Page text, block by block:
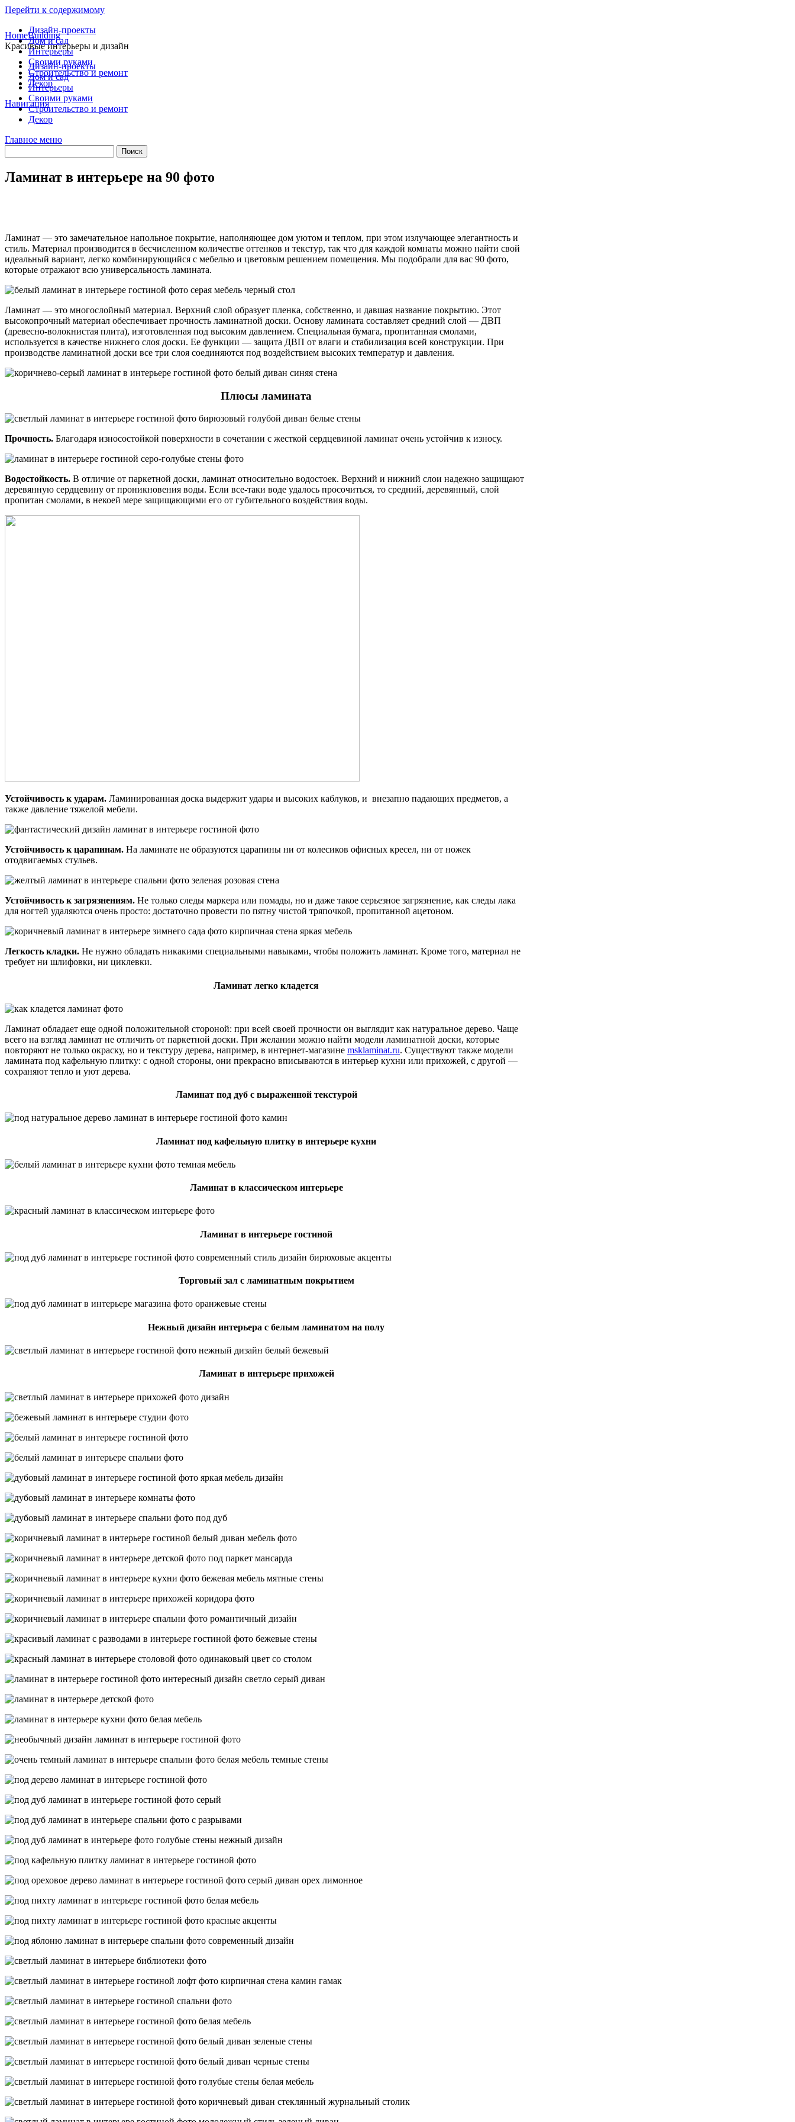
Перейти к содержимому
Дизайн-проекты
Дом и сад
Интерьеры
Своими руками
Строительство и ремонт
Декор
Навигация
HomeBuilding
Красивые интерьеры и дизайн
Дизайн-проекты
Дом и сад
Интерьеры
Своими руками
Строительство и ремонт
Декор
Главное меню
Ламинат в интерьере на 90 фото
Ламинат — это замечательное напольное покрытие, наполняющее дом уютом и теплом, при этом излучающее элегантность и
стиль. Материал производится в бесчисленном количестве оттенков и текстур, так что для каждой комнаты можно найти свой
идеальный вариант, легко комбинирующийся с мебелью и цветовым решением помещения. Мы подобрали для вас 90 фото,
которые отражают всю универсальность ламината.
Ламинат — это многослойный материал. Верхний слой образует пленка, собственно, и давшая название покрытию. Этот
высокопрочный материал обеспечивает прочность ламинатной доски. Основу ламината составляет средний слой — ДВП
(древесно-волокнистая плита), изготовленная под высоким давлением. Специальная бумага, пропитанная смолами,
используется в качестве нижнего слоя доски. Ее функции — защита ДВП от влаги и стабилизация всей конструкции. При
производстве ламинатной доски все три слоя соединяются под воздействием высоких температур и давления.
Плюсы ламината
Прочность. Благодаря износостойкой поверхности в сочетании с жесткой сердцевиной ламинат очень устойчив к износу.
Водостойкость. В отличие от паркетной доски, ламинат относительно водостоек. Верхний и нижний слои надежно защищают
деревянную сердцевину от проникновения воды. Если все-таки воде удалось просочиться, то средний, деревянный, слой
пропитан смолами, в некоей мере защищающими его от губительного воздействия воды.
Устойчивость к ударам. Ламинированная доска выдержит удары и высоких каблуков, и внезапно падающих предметов, а
также давление тяжелой мебели.
Устойчивость к царапинам. На ламинате не образуются царапины ни от колесиков офисных кресел, ни от ножек
отодвигаемых стульев.
Устойчивость к загрязнениям. Не только следы маркера или помады, но и даже такое серьезное загрязнение, как следы лака
для ногтей удаляются очень просто: достаточно провести по пятну чистой тряпочкой, пропитанной ацетоном.
Легкость кладки. Не нужно обладать никакими специальными навыками, чтобы положить ламинат. Кроме того, материал не
требует ни шлифовки, ни циклевки.
Ламинат легко кладется
Ламинат обладает еще одной положительной стороной: при всей своей прочности он выглядит как натуральное дерево. Чаще
всего на взгляд ламинат не отличить от паркетной доски. При желании можно найти модели ламинатной доски, которые
повторяют не только окраску, но и текстуру дерева, например, в интернет-магазине msklaminat.ru. Существуют также модели
ламината под кафельную плитку: с одной стороны, они прекрасно вписываются в интерьер кухни или прихожей, с другой —
сохраняют тепло и уют дерева.
Ламинат под дуб с выраженной текстурой
Ламинат под кафельную плитку в интерьере кухни
Ламинат в классическом интерьере
Ламинат в интерьере гостиной
Торговый зал с ламинатным покрытием
Нежный дизайн интерьера с белым ламинатом на полу
Ламинат в интерьере прихожей